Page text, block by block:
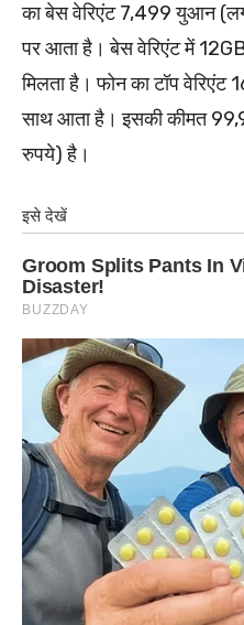
का बेस वेरिएंट 7,499 युआन
पर आता है। बेस वेरिएंट में
मिलता है। फोन का टॉप
साथ आता है। इसकी कीमत
रुपये) है।